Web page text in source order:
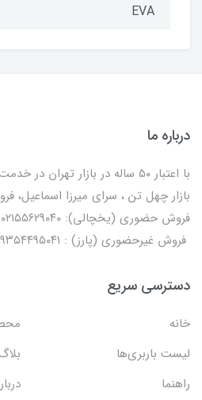
EVA
درباره ما
با اعتبار ۵۰ ساله در بازار تهران در خدمت مشتریان گرامی هستیم.
بازار چهل تن ، سرای میرزا اسماعیل،
فروش حضوری (یخچالی): ۰۲۱۵۵۶۲۹۰۴۰
فروش غیرحضوری (پارز) : ۰۹۳۵۴۴۹۵۰۴۱
دسترسی سریع
خانه
لیست باربری‌ها
راهنما